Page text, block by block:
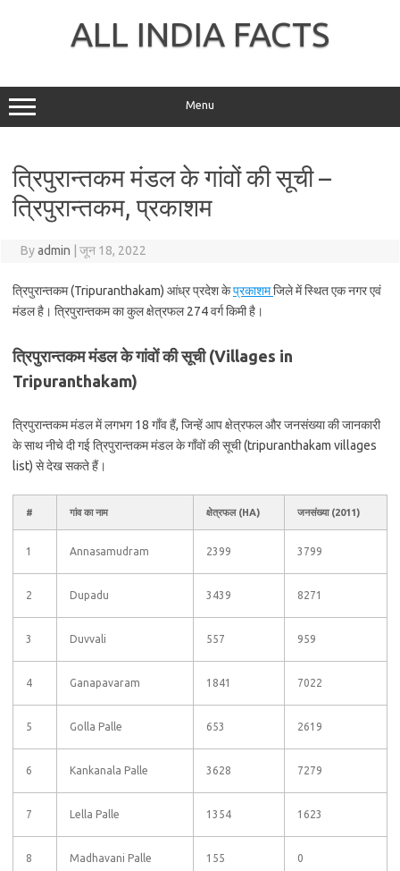
ALL INDIA FACTS
Menu
त्रिपुरान्तकम मंडल के गांवों की सूची –
त्रिपुरान्तकम, प्रकाशम
Byadmin जून 18, 2022
त्रिपुरान्तकम (Tripuranthakam) आंध्र प्रदेश केप्रकाशमजिले में स्थित एक नगर एवं
मंडल है। त्रिपुरान्तकम का कुल क्षेत्रफल 274 वर्ग किमी है।
त्रिपुरान्तकम मंडल के गांवों की सूची (Villages in
Tripuranthakam)
त्रिपुरान्तकम मंडल में लगभग 18 गाँव हैं, जिन्हें आप क्षेत्रफल और जनसंख्या की जानकारी
के साथ नीचे दी गई त्रिपुरान्तकम मंडल के गाँवों की सूची (tripuranthakam villages
list) से देख सकते हैं।
# गांव का नाम क्षेत्रफल (HA) जनसंख्या (2011)
1 Annasamudram 2399 3799
2 Dupadu 3439 8271
3 Duvvali 557 959
4 Ganapavaram 1841 7022
5 Golla Palle 653 2619
6 Kankanala Palle 3628 7279
7 Lella Palle 1354 1623
8 Madhavani Palle 155 0